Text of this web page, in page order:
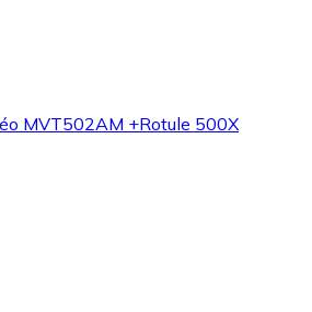
MVT502AM +Rotule 500X